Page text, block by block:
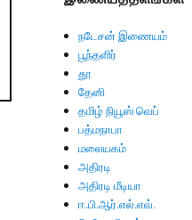
நடேசன் இணையம்
பூந்தளிர்
தூ
தேனி
தமிழ் நியூஸ் வெப்
பத்மநாபா
மலையகம்
அதிரடி
அதிரடி மீடியா
ஈ.பி.ஆர்.எல்.எவ்.